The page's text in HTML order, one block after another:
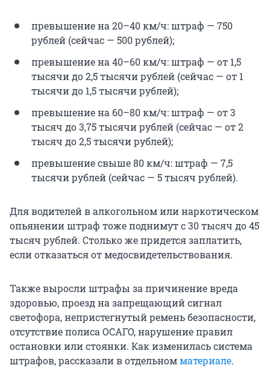
превышение на 20–40 км/ч: штраф — 750
рублей (сейчас — 500 рублей);
превышение на 40–60 км/ч: штраф — от 1,5
тысячи до 2,5 тысячи рублей (сейчас — от 1
тысячи до 1,5 тысячи рублей);
превышение на 60–80 км/ч: штраф — от 3
тысяч до 3,75 тысячи рублей (сейчас — от 2
тысяч до 2,5 тысячи рублей);
превышение свыше 80 км/ч: штраф — 7,5
тысячи рублей (сейчас — 5 тысяч рублей).
Для водителей в алкогольном или наркотическом
опьянении штраф тоже поднимут с 30 тысяч до 45
тысяч рублей. Столько же придется заплатить,
если отказаться от медосвидетельствования.
Также выросли штрафы за причинение вреда
здоровью, проезд на запрещающий сигнал
светофора, непристегнутый ремень безопасности,
отсутствие полиса ОСАГО, нарушение правил
остановки или стоянки. Как изменилась система
штрафов, рассказали в отдельномматериале.